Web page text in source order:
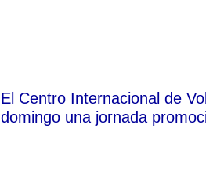
El Centro Internacional de
domingo una jornada